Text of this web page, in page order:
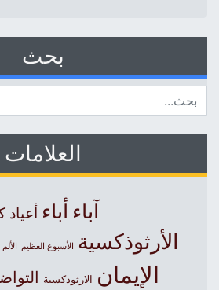
بحث
العلامات
آباءأباء أعياد
الأرثوذكسية الأسبوع العظيم الألم
الإيمان الارثوذكسية التواضع